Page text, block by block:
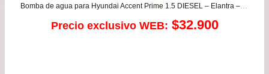
Bomba de agua para Hyundai Accent Prime 1.5 DIESEL – Elantra – Matrix – Santa Fe – Trajet – Tucson / Kia Carens – Sportage – Xtrek
Precio exclusivo WEB: $32.900